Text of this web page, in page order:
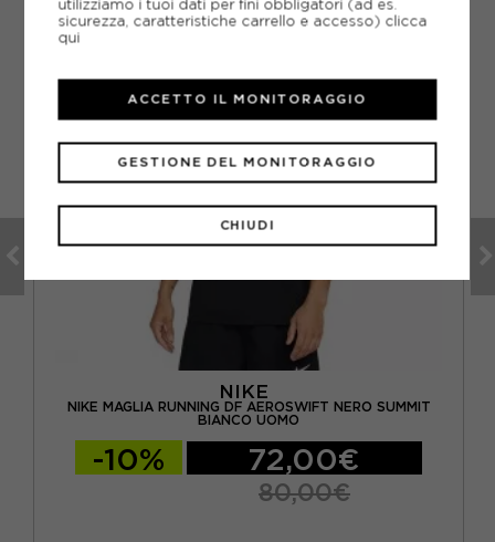
NIKE
NIKE MAGLIA RUNNING DF AEROSWIFT NERO SUMMIT
BIANCO UOMO
-10% 72,00€
80,00€
utilizziamo i tuoi dati per fini obbligatori (ad es.
sicurezza, caratteristiche carrello e accesso) clicca
qui
CHIUDI
GESTIONE DEL MONITORAGGIO
ACCETTO IL MONITORAGGIO